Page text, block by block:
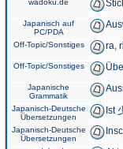
wadoku.de
Japanisch auf
PC/PDA
Off-Topic/Sonstiges ra,
Off-Topic/Sonstiges
Japanische
Grammatik
Japanisch-Deutsche
Übersetzungen
Ist
Japanisch-Deutsche
Übersetzungen